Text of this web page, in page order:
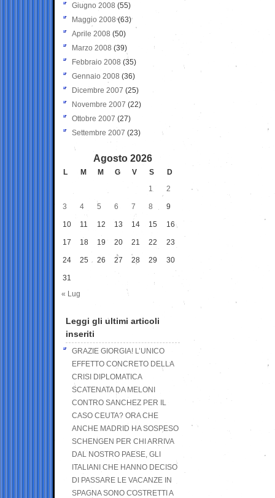
Giugno 2008 (55)
Maggio 2008(63)
Aprile 2008 (50)
Marzo 2008 (39)
Febbraio 2008 (35)
Gennaio 2008 (36)
Dicembre 2007 (25)
Novembre 2007 (22)
Ottobre 2007 (27)
Settembre 2007 (23)
Agosto 2026
L M M G V S
D
1
2
3 4 5 6 7 8 9
10 11 12 13 14 15 16
17 18 19 20 21 22 23
24 25 26 27 28 29 30
31
« Lug
Leggi gli ultimi articoli
inseriti
GRAZIE GIORGIA! L’UNICO
EFFETTO CONCRETO DELLA
CRISI DIPLOMATICA
SCATENATA DA MELONI
CONTRO SANCHEZ PER IL
CASO CEUTA? ORA CHE
ANCHE MADRID HA SOSPESO
SCHENGEN PER CHI ARRIVA
DAL NOSTRO PAESE, GLI
ITALIANI CHE HANNO DECISO
DI PASSARE LE VACANZE IN
SPAGNA SONO COSTRETTI A